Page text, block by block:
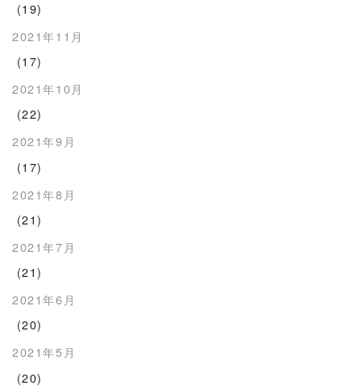
(19)
2021年11月
(17)
2021年10月
(22)
2021年9月
(17)
2021年8月
(21)
2021年7月
(21)
2021年6月
(20)
2021年5月
(20)